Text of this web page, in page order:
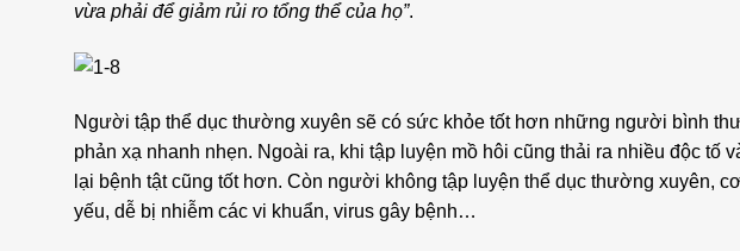
vừa phải để giảm rủi ro tổng thể của họ”.
Người tập thể dục thường xuyên sẽ có sức khỏe tốt hơn những người bình
phản xạ nhanh nhẹn. Ngoài ra, khi tập luyện mồ hôi cũng thải ra nhiều độc tố
lại bệnh tật cũng tốt hơn. Còn người không tập luyện thể dục thường xuyên,
yếu, dễ bị nhiễm các vi khuẩn, virus gây bệnh…